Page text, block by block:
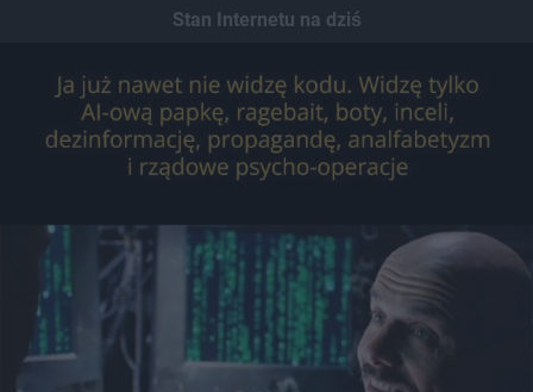
Stan Internetu na dziś